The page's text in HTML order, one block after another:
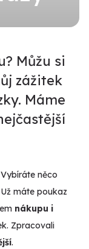
Můžu si
zážitek
Máme
něco
Už máte poukaz
nákupu i
Zpracovali
.